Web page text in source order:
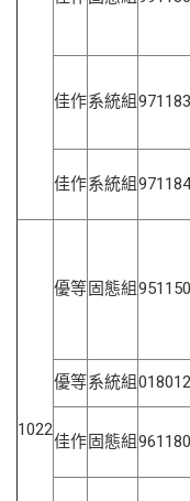
佳作系統組
佳作系統組
1022
優等 固態組
優等系統組
佳作 固態組